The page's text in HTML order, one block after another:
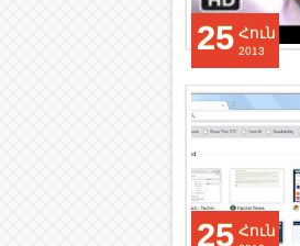
25 Հուն
2013
25 Հուն